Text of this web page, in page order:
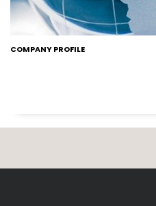
COMPANY PROFILE